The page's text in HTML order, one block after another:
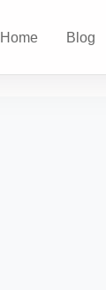
Home Blog